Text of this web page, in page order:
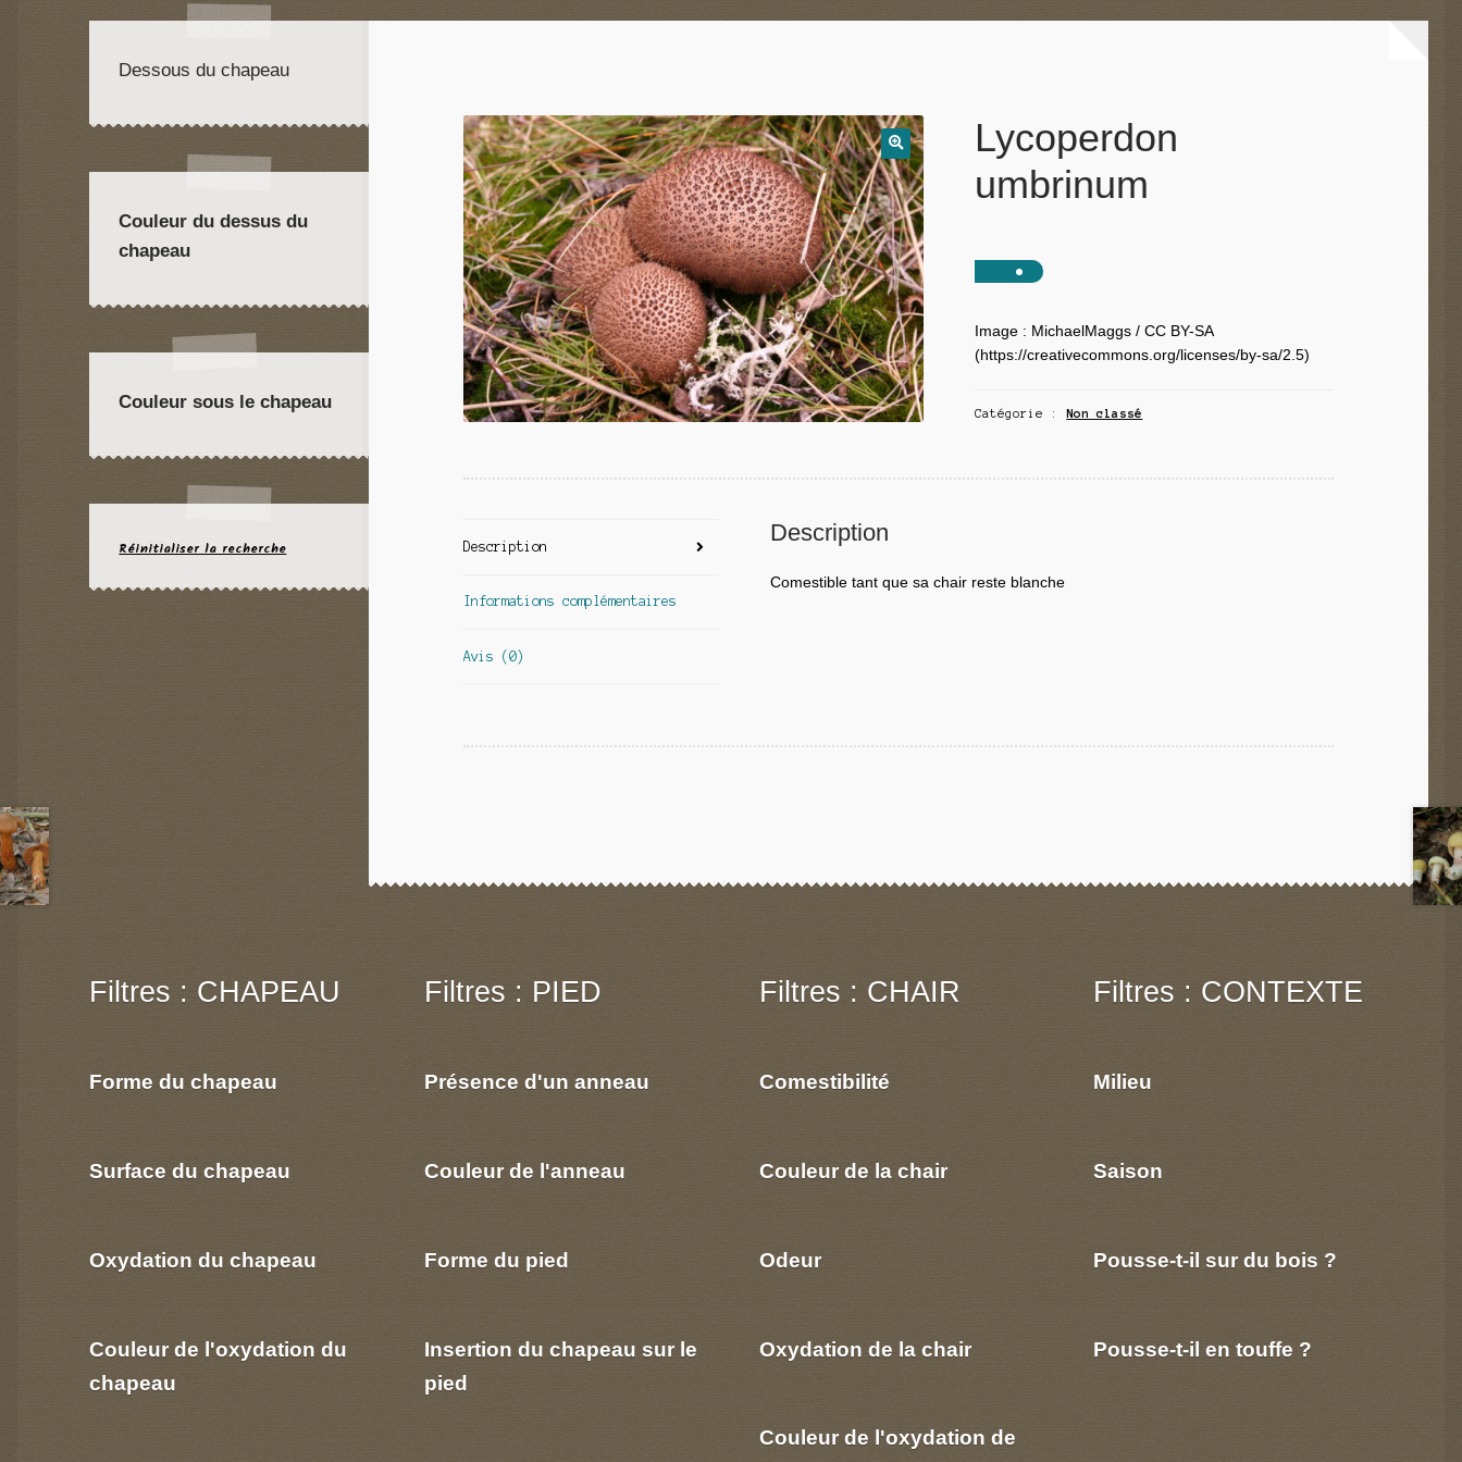
Lycoperdon
umbrinum
Image : MichaelMaggs / CC BY-SA
(https://creativecommons.org/licenses/by-sa/2.5)
Catégorie :Non classé
Description
Informations complémentaires
Avis (0)
Description
Comestible tant que sa chair reste blanche
Dessous du chapeau
Couleur du dessus du
chapeau
Couleur sous le chapeau
Réinitialiser la recherche
Filtres : CHAPEAU
Forme du chapeau
Surface du chapeau
Oxydation du chapeau
Couleur de l'oxydation du
chapeau
Filtres : PIED
Présence d'un anneau
Couleur de l'anneau
Forme du pied
Insertion du chapeau sur le
pied
Filtres : CHAIR
Comestibilité
Couleur de la chair
Odeur
Oxydation de la chair
Couleur de l'oxydation de
Filtres : CONTEXTE
Milieu
Saison
Pousse-t-il sur du bois ?
Pousse-t-il en touffe ?